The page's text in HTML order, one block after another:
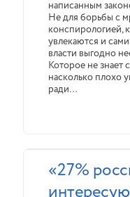
написанным
Не для борьбы с
конспирологией,
увлекаются и
власти выгодно
Которое не знает
насколько плохо
ради…
«27%